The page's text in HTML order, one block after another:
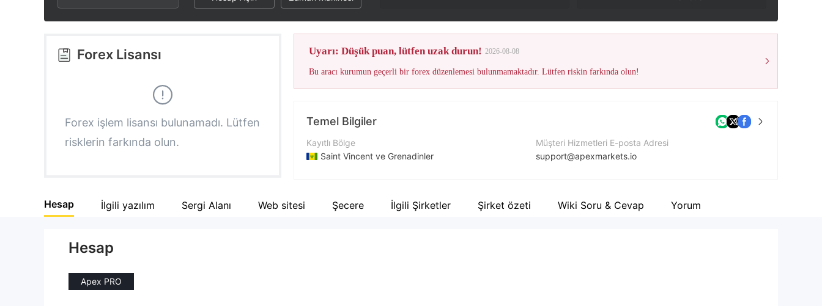
3
4
6
7
2
3
5
6
7
9
3
4
6
7
Forex Lisansı
Forex işlem lisansı bulunamadı. Lütfen
risklerin farkında olun.
Uyarı: Düşük puan, lütfen uzak durun! 2026-08-08
Bu aracı kurumun geçerli bir forex düzenlemesi bulunmamaktadır. Lütfen riskin farkında olun!
Temel Bilgiler
Kayıtlı Bölge
Saint Vincent ve Grenadinler
Şirket Adı
Müşteri Hizmetleri E-posta Adresi
support@apexmarkets.io
Şirket Adresi
Hesap İlgili yazılım Sergi Alanı Web sitesi Şecere İlgili Şirketler Şirket özeti Wiki Soru & Cevap Yorum
Hesap
Apex PRO